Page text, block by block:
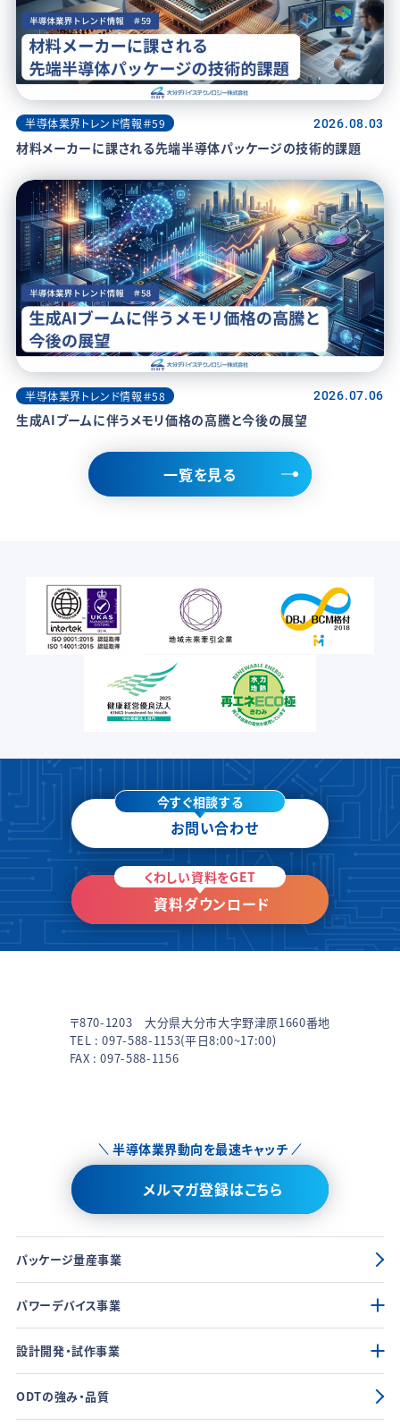
半導体業界トレンド情報＃59 2026.08.03
材料メーカーに課される先端半導体パッケージの技術的課題
半導体業界トレンド情報＃58 2026.07.06
生成AIブームに伴うメモリ価格の高騰と今後の展望
一覧を見る
今すぐ相談する
お問い合わせ
くわしい資料をGET
資料ダウンロード
〒870-1203 大分県大分市大字野津原1660番地
TEL :097-588-1153(平日8:00~17:00)
FAX : 097-588-1156
半導体業界動向を最速キャッチ
メルマガ登録はこちら
パッケージ量産事業
パワーデバイス事業
設計開発・試作事業
ODTの強み・品質